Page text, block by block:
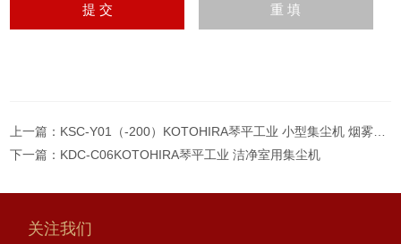
上一篇： KSC-Y01（-200）KOTOHIRA琴平工业 小型集尘机 烟雾抽排装置
下一篇： KDC-C06KOTOHIRA琴平工业 洁净室用集尘机
关注我们